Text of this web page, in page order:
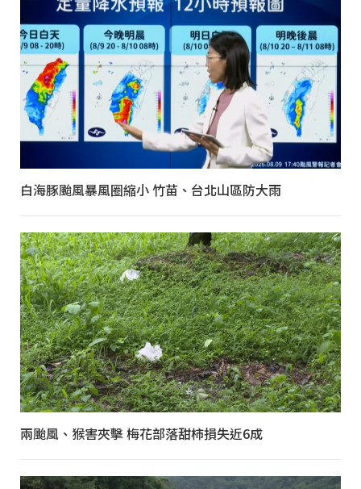
白海豚颱風暴風圈縮小 竹苗、台北山區防大雨
兩颱風、猴害夾擊 梅花部落甜柿損失近6成